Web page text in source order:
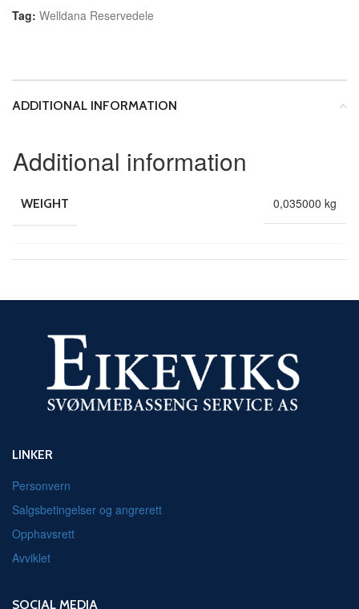
Tag: Welldana Reservedele
ADDITIONAL INFORMATION
Additional information
WEIGHT 0,035000 kg
LINKER
Personvern
Salgsbetingelser og angrerett
Opphavsrett
Avviklet
SOCIAL MEDIA